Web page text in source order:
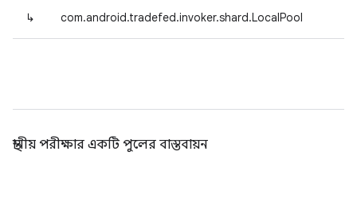
↳ com.android.tradefed.invoker.shard.LocalPool
স্থানীয় পরীক্ষার একটি পুলের বাস্তবায়ন